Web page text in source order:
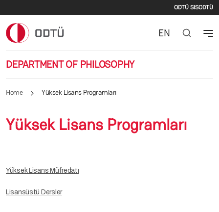
ODTÜ SISODTÜ
DEPARTMENT OF PHILOSOPHY
EN
Home Yüksek Lisans Programları
Yüksek Lisans Programları
Yüksek Lisans Müfredatı
Lisansüstü Dersler